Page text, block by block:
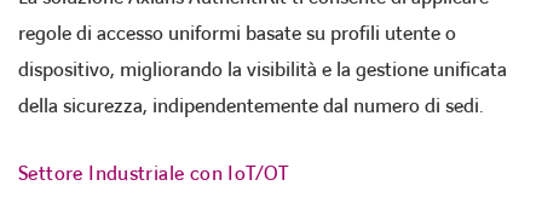
regole di accesso uniformi basate su profili utente o
dispositivo, migliorando la visibilità e la gestione unificata
della sicurezza, indipendentemente dal numero di sedi.
Settore Industriale con IoT/OT